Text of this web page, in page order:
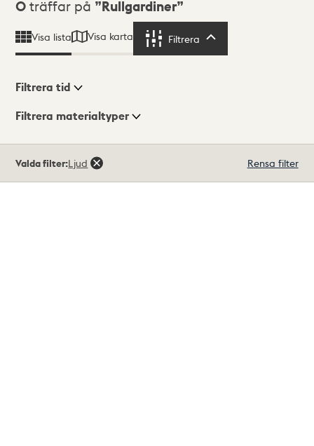
Sökresultat
0 träffar på Rullgardiner
Visa lista Visa karta Filtrera
Visningsläge
Filtrera tid
Filtrera materialtyper
träffar
Valda filter:Ljud Rensa filter